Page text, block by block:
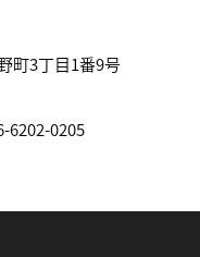
町3丁目1番9号
0205